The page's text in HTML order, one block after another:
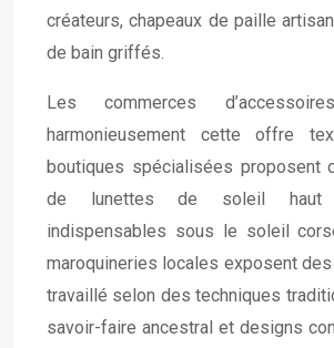
créateurs, chapeaux de paille
de bain griffés.
Les commerces
harmonieusement cette offre
boutiques spécialisées proposent
de lunettes de soleil haut
indispensables sous le soleil
maroquineries locales exposent
travaillé selon des techniques
savoir-faire ancestral et designs